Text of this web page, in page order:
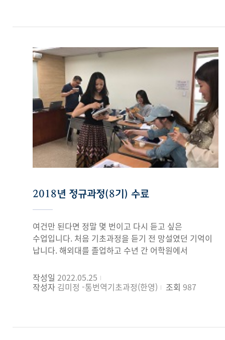
2018년 정규과정(8기) 수료
여건만 된다면 정말 몇 번이고 다시 듣고 싶은
수업입니다. 처음 기초과정을 듣기 전 망설였던 기억이
납니다. 해외대를 졸업하고 수년 간 어학원에서
군데를 알아보던 중 해당 수업을 알게 되었는데요,
통번역하면 한국외대라는 정도는 알고 있었지만 기초
작성일 2022.05.25
작성자 김미정 -통번역기초과정(한영) 조회 987